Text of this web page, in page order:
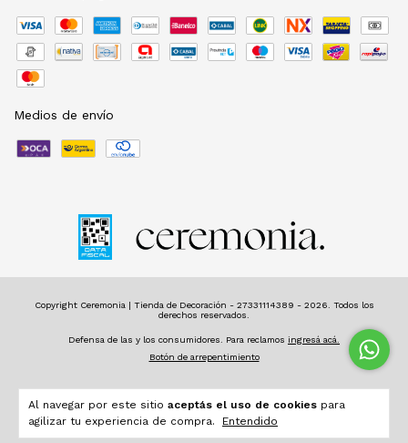
Al navegar por este sitio aceptás el uso de cookies para
agilizar tu experiencia de compra.
Entendido
Medios de envío
Copyright Ceremonia | Tienda de Decoración - 27331114389 - 2026. Todos los
derechos reservados.
Defensa de las y los consumidores. Para reclamos ingresá acá.
Botón de arrepentimiento